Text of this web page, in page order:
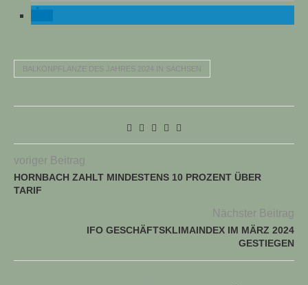
BALKONPFLANZE DES JAHRES 2024 IN SACHSEN
voriger Beitrag
HORNBACH ZAHLT MINDESTENS 10 PROZENT ÜBER
TARIF
Nächster Beitrag
IFO GESCHÄFTSKLIMAINDEX IM MÄRZ 2024
GESTIEGEN